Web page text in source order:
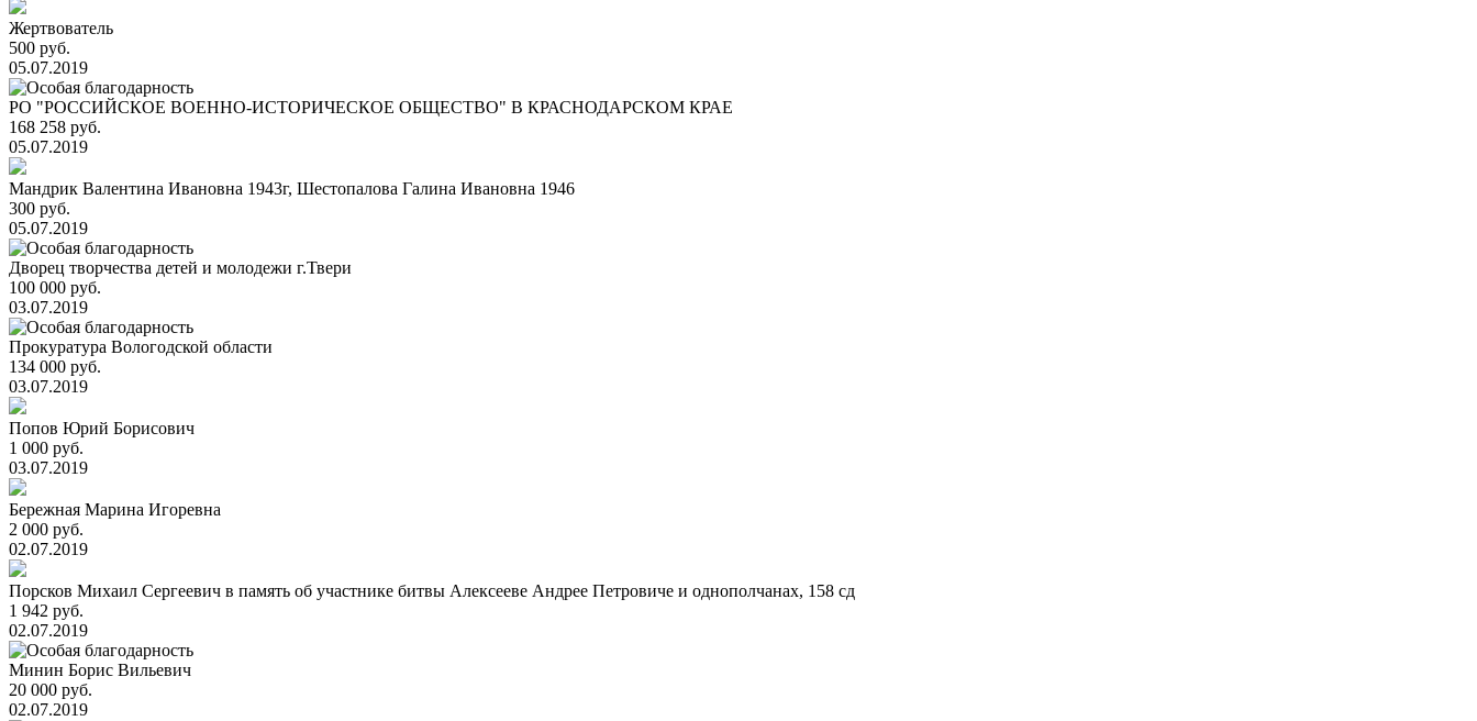
Жертвователь
500 руб.
05.07.2019
РО "РОССИЙСКОЕ ВОЕННО-ИСТОРИЧЕСКОЕ ОБЩЕСТВО" В КРАСНОДАРСКОМ КРАЕ
168 258 руб.
05.07.2019
Мандрик Валентина Ивановна 1943г, Шестопалова Галина Ивановна 1946
300 руб.
05.07.2019
Дворец творчества детей и молодежи г.Твери
100 000 руб.
03.07.2019
Прокуратура Вологодской области
134 000 руб.
03.07.2019
Попов Юрий Борисович
1 000 руб.
03.07.2019
Бережная Марина Игоревна
2 000 руб.
02.07.2019
Порсков Михаил Сергеевич в память об участнике битвы Алексееве Андрее Петровиче и однополчанах, 158 сд
1 942 руб.
02.07.2019
Минин Борис Вильевич
20 000 руб.
02.07.2019